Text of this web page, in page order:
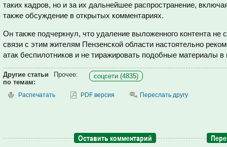
таких кадров, но и за их дальнейшее распространение,
также обсуждение в открытых комментариях.
Он также подчеркнул, что удаление выложенного контента не
связи с этим жителям Пензенской области настоятельно
атак беспилотников и не тиражировать подобные материалы в
Другие статьи
по темам:
Прочее: соцсети (4835)
Распечатать PDF версия Переслать другу
Оставить комментарий